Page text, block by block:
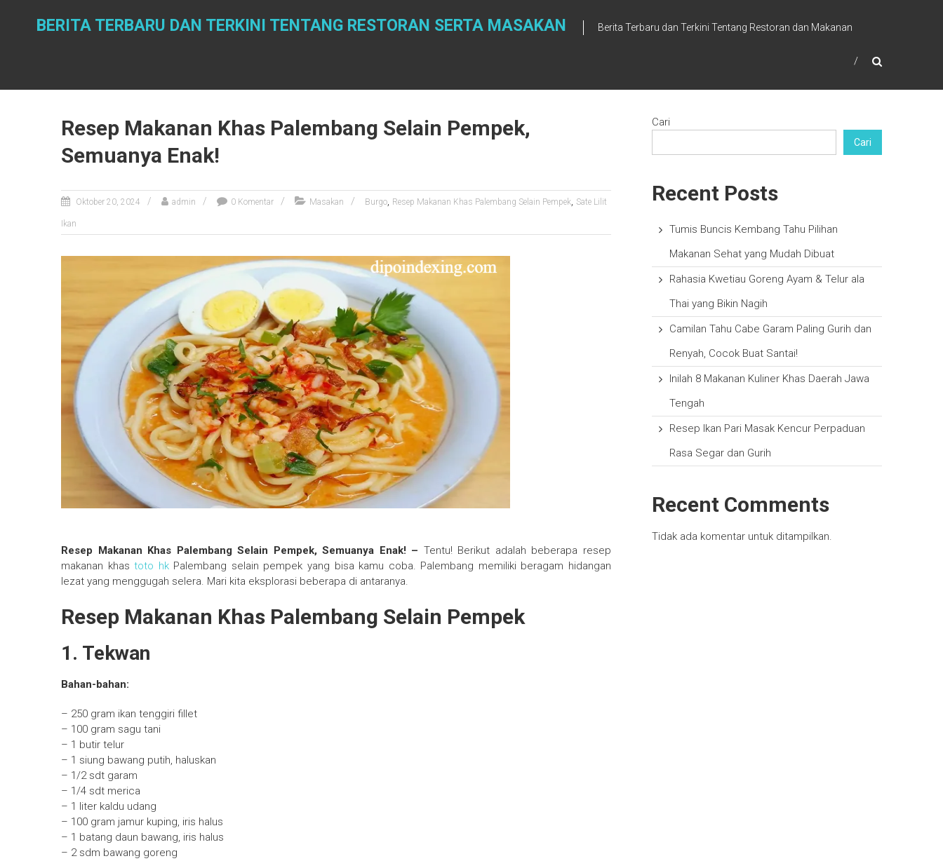
BERITA TERBARU DAN TERKINI TENTANG RESTORAN SERTA MASAKAN Berita Terbaru dan Terkini Tentang Restoran dan Makanan
Resep Makanan Khas Palembang Selain Pempek,
Semuanya Enak!
Oktober 20, 2024 admin 0 Komentar Masakan Burgo, Resep Makanan Khas Palembang Selain Pempek, Sate Lilit
Ikan
Resep Makanan Khas Palembang Selain Pempek, Semuanya Enak! – Tentu! Berikut adalah beberapa resep
makanan khastoto hkPalembang selain pempek yang bisa kamu coba. Palembang memiliki beragam hidangan
lezat yang menggugah selera. Mari kita eksplorasi beberapa di antaranya.
Resep Makanan Khas Palembang Selain Pempek
1. Tekwan
Bahan-bahan:
– 250 gram ikan tenggiri fillet
– 100 gram sagu tani
– 1 butir telur
– 1 siung bawang putih, haluskan
– 1/2 sdt garam
– 1/4 sdt merica
– 1 liter kaldu udang
– 100 gram jamur kuping, iris halus
– 1 batang daun bawang, iris halus
– 2 sdm bawang goreng
Cari
Cari
Recent Posts
Tumis Buncis Kembang Tahu Pilihan
Makanan Sehat yang Mudah Dibuat
Rahasia Kwetiau Goreng Ayam & Telur ala
Thai yang Bikin Nagih
Camilan Tahu Cabe Garam Paling Gurih dan
Renyah, Cocok Buat Santai!
Inilah 8 Makanan Kuliner Khas Daerah Jawa
Tengah
Resep Ikan Pari Masak Kencur Perpaduan
Rasa Segar dan Gurih
Recent Comments
Tidak ada komentar untuk ditampilkan.